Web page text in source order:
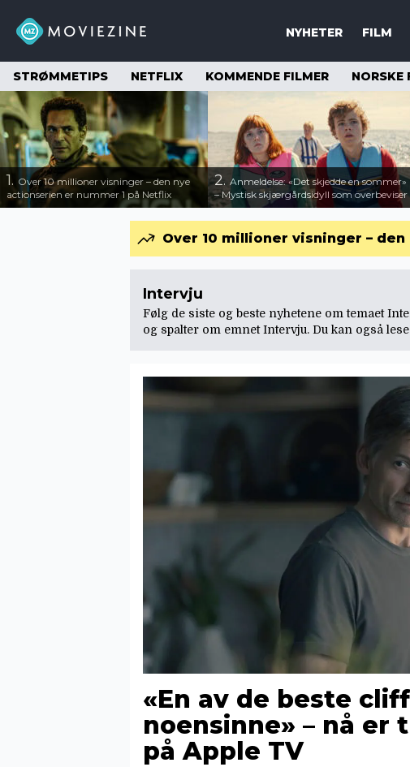
NYHETER FILM
STRØMMETIPS NETFLIX KOMMENDE FILMER NORSKE
1. Over 10 millioner visninger – den nye
actionserien er nummer 1 på Netflix
2. Anmeldelse: «Det skjedde en sommer»
– Mystisk skjærgårdsidyll som overbeviser
Over 10 millioner visninger –
Intervju
Følg de siste og beste nyhetene om temaet
og spalter om emnet Intervju. Du kan også
«En av de beste
noensinne» – nå
på Apple TV